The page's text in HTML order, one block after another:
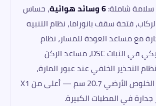
6 وسائد هوائية
، حساس
فتحة سقف بانوراما، نظام التنبيه
مع مساعد العودة للمسار، نظام
التحكم الديناميكي في الثبات DSC، مساعد الركن
التحذير الخلفي عند عبور المارة،
وكاميرا خلفية. الخلوص الأرضي 20.7 سم — أعلى من X1
في المطبات الكبيرة.